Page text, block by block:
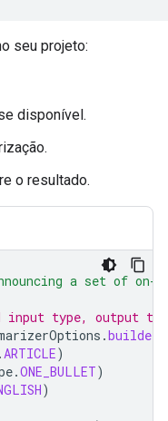
seu projeto:
disponível.
o resultado.
a set of on-
type, output
.builder
.ARTICLE)
.ONE_BULLET)
)